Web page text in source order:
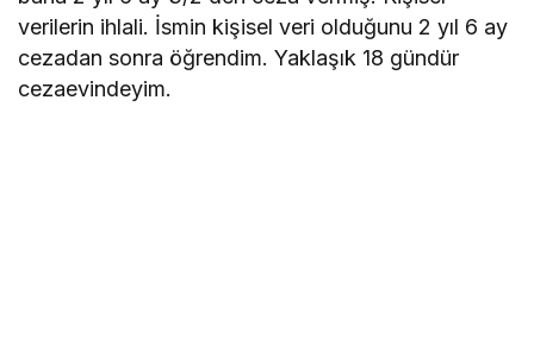
verilerin ihlali. İsmin kişisel veri olduğunu 2 yıl 6 ay
cezadan sonra öğrendim. Yaklaşık 18 gündür
cezaevindeyim.